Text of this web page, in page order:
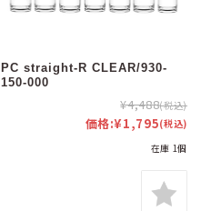
PC straight-R CLEAR/930-
150-000
¥4,488(税込)
価格:¥1,795(税込)
在庫 1個